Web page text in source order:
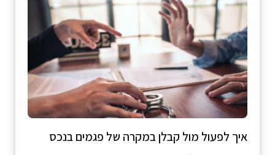
איך לפעול מול קבלן במקרה של פגמים בנכס